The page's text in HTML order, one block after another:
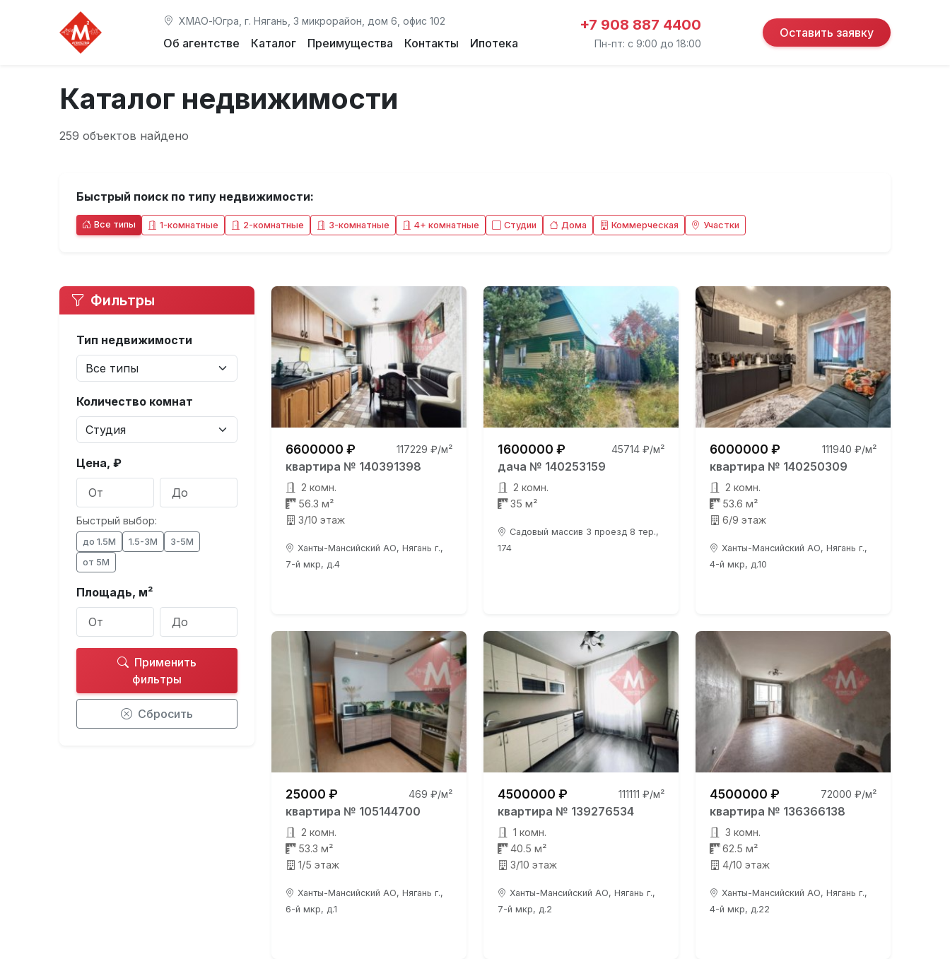
ХМАО-Югра, г. Нягань, 3 микрорайон, дом 6, офис 102
Об агентстве Каталог Преимущества Контакты Ипотека
+7 908 887 4400
Пн-пт: с 9:00 до 18:00
Оставить заявку
Каталог недвижимости
259 объектов найдено
Быстрый поиск по типу недвижимости:
Все типы 1-комнатные 2-комнатные 3-комнатные 4+ комнатные Студии Дома Коммерческая Участки
Фильтры
Тип недвижимости
Количество комнат
Цена, ₽
Быстрый выбор:
до 1.5М 1.5-3М
3-5М
от 5М
Площадь, м²
Применить
фильтры
Сбросить
6600000 ₽ 117229 ₽/м²
квартира № 140391398
2 комн.
56.3 м²
3/10 этаж
Ханты-Мансийский АО, Нягань г.,
7-й мкр, д.4
1600000 ₽ 45714 ₽/м²
дача № 140253159
2 комн.
35 м²
Садовый массив 3 проезд 8 тер.,
174
6000000 ₽ 111940 ₽/м²
квартира № 140250309
2 комн.
53.6 м²
6/9 этаж
Ханты-Мансийский АО, Нягань г.,
4-й мкр, д.10
25000 ₽ 469 ₽/м²
квартира № 105144700
2 комн.
53.3 м²
1/5 этаж
Ханты-Мансийский АО, Нягань г.,
6-й мкр, д.1
4500000 ₽ 111111 ₽/м²
квартира № 139276534
1 комн.
40.5 м²
3/10 этаж
Ханты-Мансийский АО, Нягань г.,
7-й мкр, д.2
4500000 ₽ 72000 ₽/м²
квартира № 136366138
3 комн.
62.5 м²
4/10 этаж
Ханты-Мансийский АО, Нягань г.,
4-й мкр, д.22